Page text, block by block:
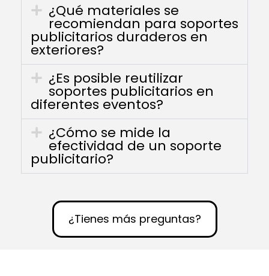
¿Qué materiales se
recomiendan para soportes
publicitarios duraderos en
exteriores?
¿Es posible reutilizar
soportes publicitarios en
diferentes eventos?
¿Cómo se mide la
efectividad de un soporte
publicitario?
¿Tienes más preguntas?